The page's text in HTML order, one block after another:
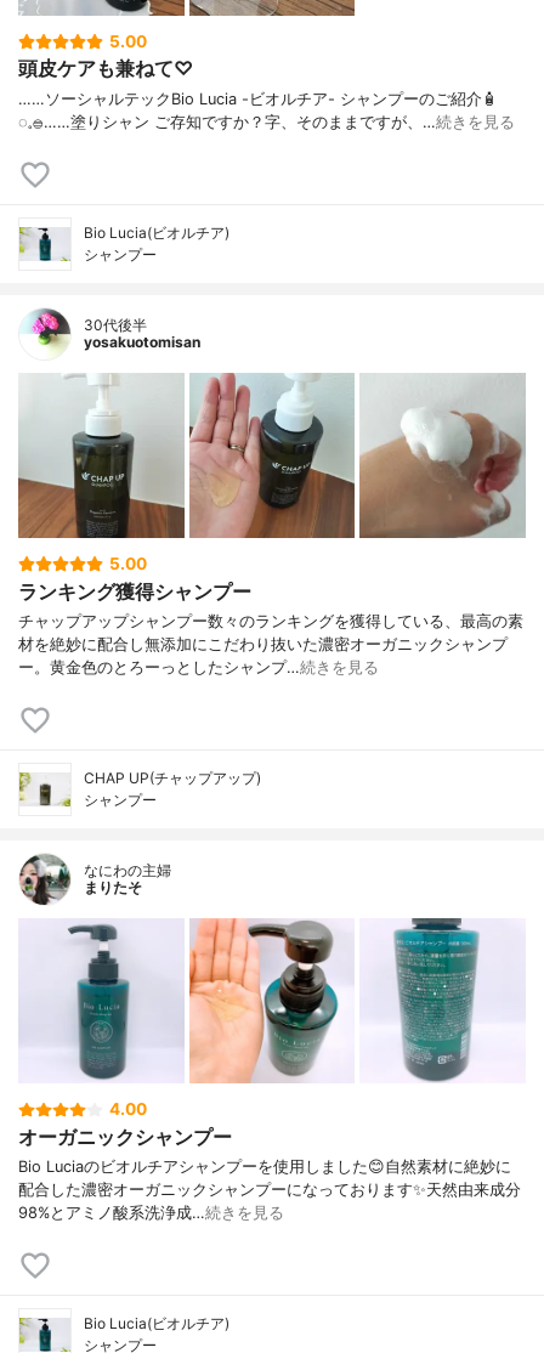
5.00
頭皮ケアも兼ねて♡
……⁡⁡⁡ソーシャルテックBio Lucia -ビオルチア- シャンプー⁡のご紹介🧴‎
◌𓈒𓐍⁡……⁡⁡⁡⁡塗りシャン ご存知ですか？⁡⁡⁡⁡字、そのままですが、…続きを見る
Bio Lucia(ビオルチア)
シャンプー
30代後半
yosakuotomisan
5.00
ランキング獲得シャンプー
チャップアップシャンプー数々のランキングを獲得している、最高の素
材を絶妙に配合し無添加にこだわり抜いた濃密オーガニックシャンプ
ー。黄金色のとろーっとしたシャンプ…続きを見る
CHAP UP(チャップアップ)
シャンプー
なにわの主婦
まりたそ
4.00
オーガニックシャンプー
Bio Luciaのビオルチアシャンプーを使用しました😊自然素材に絶妙に
配合した濃密オーガニックシャンプーになっております✨天然由来成分
98%とアミノ酸系洗浄成…続きを見る
Bio Lucia(ビオルチア)
シャンプー